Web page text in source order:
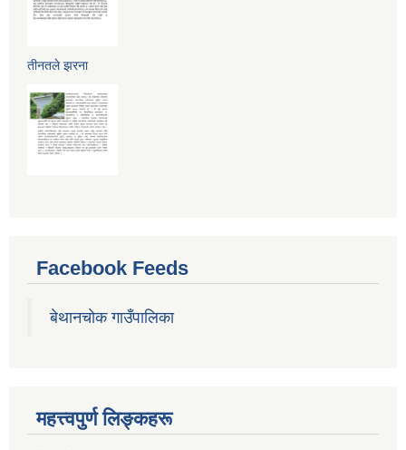
तीनतले झरना
Facebook Feeds
बेथानचोक गाउँपालिका
महत्त्वपुर्ण लिङ्कहरू